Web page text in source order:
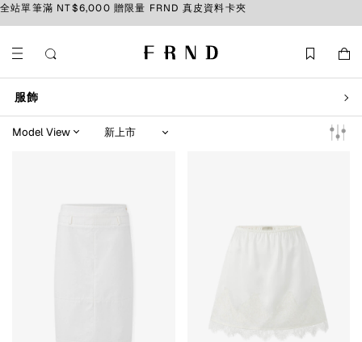
全站單筆滿 NT$6,000 贈限量 FRND 真皮資料卡夾
服飾